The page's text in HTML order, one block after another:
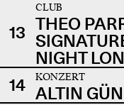
13
CLUB
THEO
NIGHT
14
KONZERT
ALTIN GÜN